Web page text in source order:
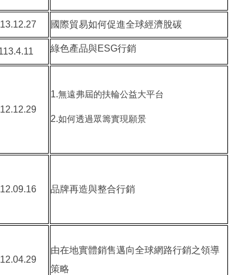
國際貿易如何促進全球經濟脫碳
綠色產品與ESG行銷
1.無遠弗屆的扶輪公益大平台
2.如何透過眾籌實現願景
品牌再造與整合行銷
由在地實體銷售邁向全球網路行銷之領導
策略